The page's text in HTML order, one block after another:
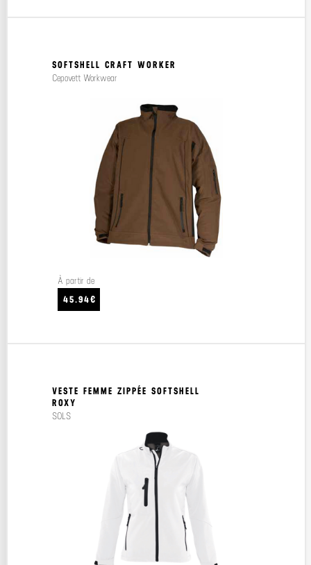
SOFTSHELL CRAFT WORKER
Cepovett Workwear
À partir de
45.94€
VESTE FEMME ZIPPÉE SOFTSHELL
ROXY
SOLS